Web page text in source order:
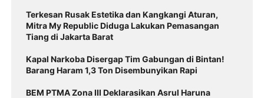
Terkesan Rusak Estetika dan Kangkangi Aturan,
Mitra My Republic Diduga Lakukan Pemasangan
Tiang di Jakarta Barat
Kapal Narkoba Disergap Tim Gabungan di Bintan!
Barang Haram 1,3 Ton Disembunyikan Rapi
BEM PTMA Zona III Deklarasikan Asrul Haruna